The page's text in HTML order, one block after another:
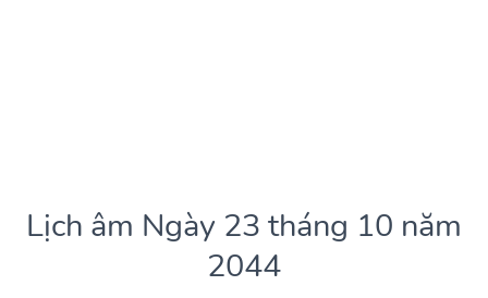
Lịch âm Ngày 23 tháng 10 năm
2044